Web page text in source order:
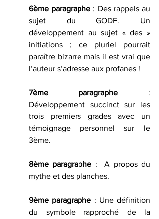
6ème paragraphe : Des rappels au
sujet du GODF. Un
développement au sujet « des »
initiations ; ce pluriel pourrait
paraître bizarre mais il est vrai que
l’auteur s’adresse aux profanes !
7ème paragraphe :
Développement succinct sur les
trois premiers grades avec un
témoignage personnel sur le
3ème.
8ème paragraphe :  A propos du
mythe et des planches.
9ème paragraphe : Une définition
du symbole rapproché de la